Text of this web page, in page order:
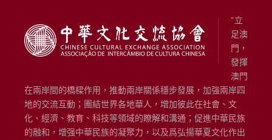
“立
足澳
門，
發揮
澳門
在兩岸間的橋樑作用，推動兩岸關係穩步發展，加強兩岸四
地的交流互動；團結世界各地華人，增加彼此在社會、文
化、經濟、教育、科技等領域的瞭解和溝通；促進中華民族
的融和，增强中華民族的凝聚力，以及爲弘揚華夏文化作出